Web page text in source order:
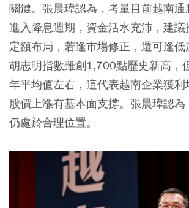
關鍵。張晨瑋認為，考量目前越南通
進入降息週期，資金活水充沛，建
定額布局，若逢市場修正，還可逢低
胡志明指數雖創1,700點歷史新高，
年平均值左右，這代表越南企業獲利
股價上漲有基本面支撐。張晨瑋認
仍處於合理位置。